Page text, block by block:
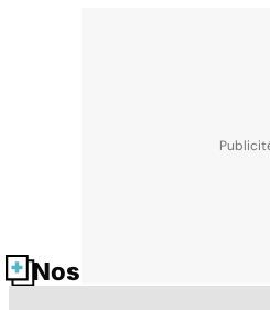
Nos fiches santé